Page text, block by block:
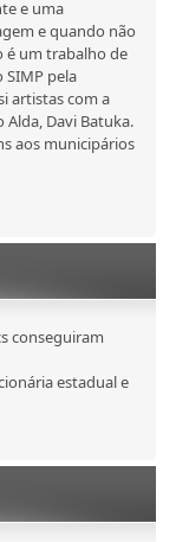
e uma
e quando não
é um trabalho de
SIMP pela
artistas com a
Davi Batuka.
aos municipários
conseguiram
estadual e